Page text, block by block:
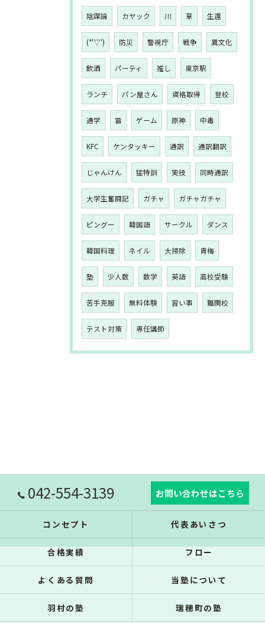
陰謀論 カヤック 川 草 生還
(*'▽') 防災 警視庁 戦争 異文化
飲酒 パーティ 推し 東京駅
ランチ パン屋さん 資格取得 登校
通学 雷 ゲーム 原神 中毒
KFC ケンタッキー 通訳 通訳翻訳
じゃんけん 猛特訓 実技 同時通訳
大学生奮闘記 ガチャ ガチャガチャ
ピングー 韓国語 サークル ダンス
韓国料理 ネイル 大掃除 青梅
塾 少人数 数学 英語 高校受験
苦手克服 無料体験 習い事 難関校
テスト対策 専任講師
042-554-3139 お問い合わせはこちら
コンセプト 代表あいさつ
合格実績 フロー
よくある質問 当塾について
羽村の塾 瑞穂町の塾